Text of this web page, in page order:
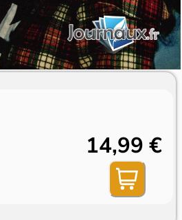
14,99 €